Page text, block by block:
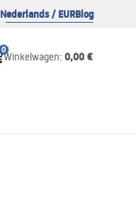
Nederlands / EURBlog
0
Winkelwagen: 0,00 €